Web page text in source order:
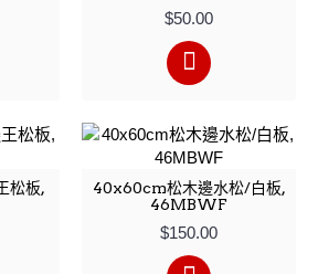
$50.00
松板,
40x60cm松木邊水松/白板,
46MBWF
$150.00